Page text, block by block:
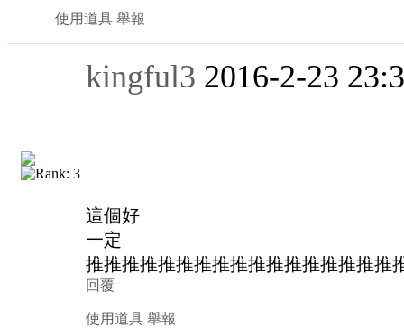
使用道具 舉報
kingful3 2016-2-23
這個好
一定
推推推推推推推推推推推推推推推推推
回覆
使用道具 舉報